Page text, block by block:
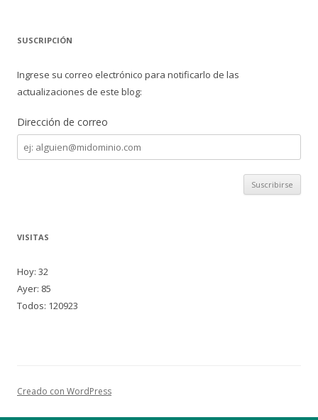
SUSCRIPCIÓN
Ingrese su correo electrónico para notificarlo de las
actualizaciones de este blog:
Dirección de correo
Dirección
de
correo
VISITAS
Hoy: 32
Ayer: 85
Todos: 120923
Creado con WordPress